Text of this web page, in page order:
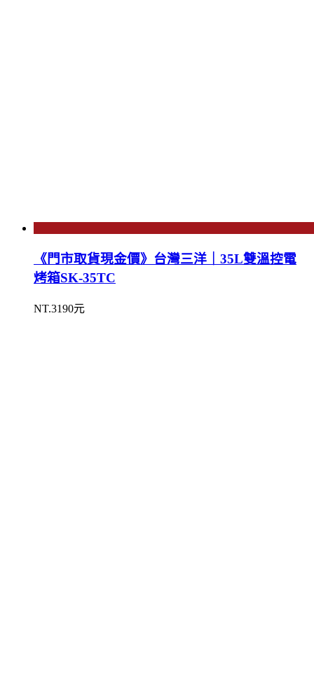
《門市取貨現金價》台灣三洋｜35L雙溫控電
烤箱SK-35TC
NT.3190元